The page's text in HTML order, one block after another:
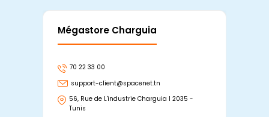
Mégastore Charguia
70 22 33 00
support-client@spacenet.tn
56, Rue de L'industrie Charguia I 2035 -
Tunis